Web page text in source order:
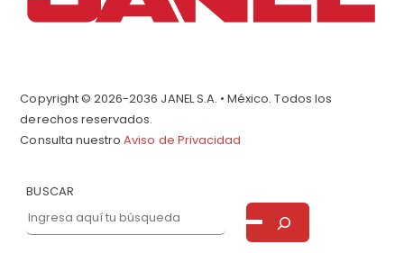
Copyright © 2026-2036 JANEL S.A. • México. Todos los
derechos reservados.
Consulta nuestroAviso de Privacidad
BUSCAR